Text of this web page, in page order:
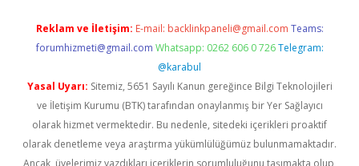
Reklam ve İletişim: E-mail: backlinkpaneli@gmail.com Teams:
forumhizmeti@gmail.com Whatsapp: 0262 606 0 726 Telegram:
@karabul
Yasal Uyarı: Sitemiz, 5651 Sayılı Kanun gereğince Bilgi Teknolojileri
ve İletişim Kurumu (BTK) tarafından onaylanmış bir Yer Sağlayıcı
olarak hizmet vermektedir. Bu nedenle, sitedeki içerikleri proaktif
olarak denetleme veya araştırma yükümlülüğümüz bulunmamaktadır.
Ancak, üyelerimiz yazdıkları içeriklerin sorumluluğunu taşımakta olup,